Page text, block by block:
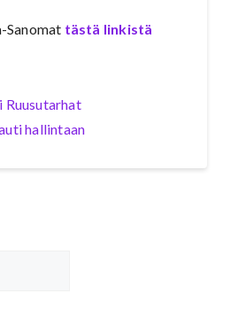
Sanomat tästä linkistä
Ruusutarhat
hallintaan